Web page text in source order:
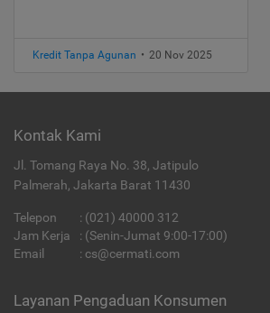
Kredit Tanpa Agunan • 20 Nov 2025
Kontak Kami
Jl. Tomang Raya No. 38, Jatipulo
Palmerah, Jakarta Barat 11430
Telepon : (021) 40000 312
Jam Kerja
: (Senin-Jumat 9:00-17:00)
Email
: cs@cermati.com
Layanan Pengaduan Konsumen